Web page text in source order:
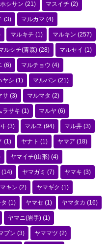
ホシサン (21) マスイチ (2)
(3) マルカマ (4)
マルキチ (1) マルキン (257)
ルシチ(青森) (28) マルセイ (1)
(6) マルチョウ (4)
ヤシ (1) マルバン (21)
サ (3) マルマタ (2)
ラサキ (1) マルヤ (6)
(3) マルヱ (94) マル井 (3)
(1) ヤナト (1) ヤマア (18)
ヤマイチ(山形) (4)
(14) ヤマガミ (7) ヤマキ (3)
キン (2) ヤマギク (1)
(1) ヤマセ (1) ヤマタカ (16)
ヤマニ(岩手) (1)
ブン (3) ヤママツ (2)